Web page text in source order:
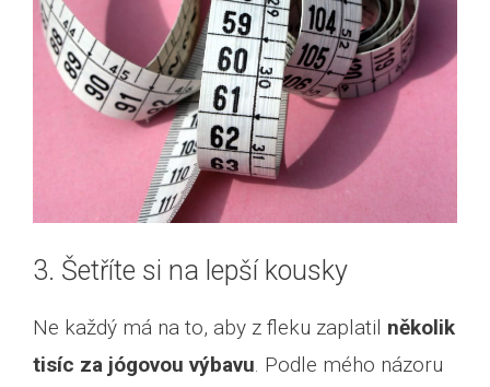
3. Šetříte si na lepší kousky
Ne každý má na to, aby z fleku zaplatil několik
tisíc za jógovou výbavu . Podle mého názoru